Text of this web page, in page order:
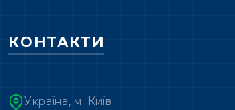
КОНТАКТИ
Україна, м. Київ